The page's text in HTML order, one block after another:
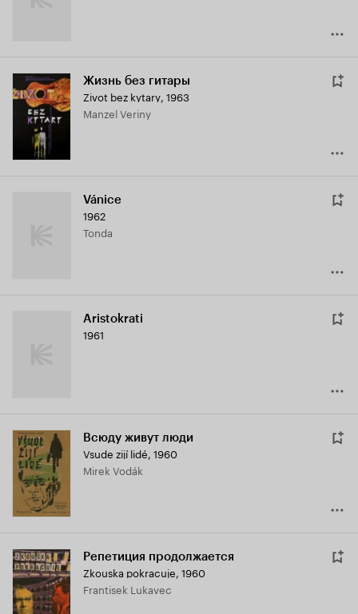
Жизнь без гитары
Zivot bez kytary, 1963
manzel Veriny
Vánice
1962
Tonda
Aristokrati
1961
Всюду живут люди
Vsude zijí lidé, 1960
Mirek Vodák
Репетиция продолжается
Zkouska pokracuje, 1960
Frantisek Lukavec